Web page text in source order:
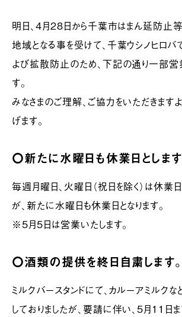
明日、4月28日から千葉市はまん延防止
地域となる事を受けて、千葉ウシノヒロ
よび拡散防止のため、下記の通り一部営
す。
みなさまのご理解、ご協力をいただきます
げます。
〇新たに水曜日も休業日としま
毎週月曜日、火曜日（祝日を除く）は休業
が、新たに水曜日も休業日となります。
※5月5日は営業いたします。
〇酒類の提供を終日自粛します。
ミルクバースタンドにて、カルーアミルク
しておりましたが、要請に伴い、5月11日